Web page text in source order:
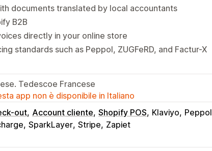
documents translated by local accountants
B2B
directly in your online store
standards such as Peppol, ZUGFeRD, and Factur-X
Tedescoe Francese
app non è disponibile in Italiano
out Account cliente Shopify POS Klaviyo
SparkLayer Stripe Zapiet